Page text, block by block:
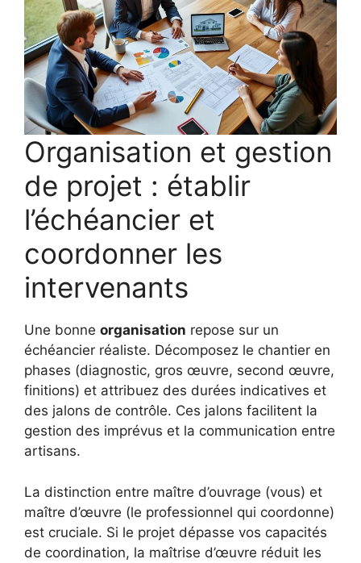
Organisation et gestion
de projet : établir
l’échéancier et
coordonner les
intervenants
Une bonne organisation repose sur un
échéancier réaliste. Décomposez le chantier en
phases (diagnostic, gros œuvre, second œuvre,
finitions) et attribuez des durées indicatives et
des jalons de contrôle. Ces jalons facilitent la
gestion des imprévus et la communication entre
artisans.
La distinction entre maître d’ouvrage (vous) et
maître d’œuvre (le professionnel qui coordonne)
est cruciale. Si le projet dépasse vos capacités
de coordination, la maîtrise d’œuvre réduit les